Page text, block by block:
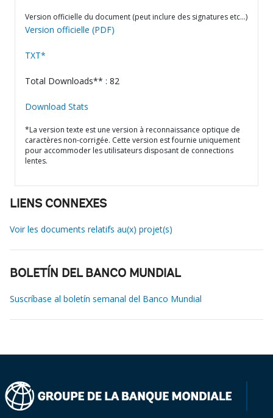
Version officielle du document (peut inclure des signatures etc…)
Version officielle (PDF)
TXT*
Total Downloads** : 82
Download Stats
*La version texte est une version à reconnaissance optique de
caractères non-corrigée. Cette version est fournie uniquement
pour accommoder les utilisateurs disposant de connections
lentes.
LIENS CONNEXES
Voir les documents relatifs au(x) projet(s)
BOLETÍN DEL BANCO MUNDIAL
Suscríbase al boletín semanal del Banco Mundial